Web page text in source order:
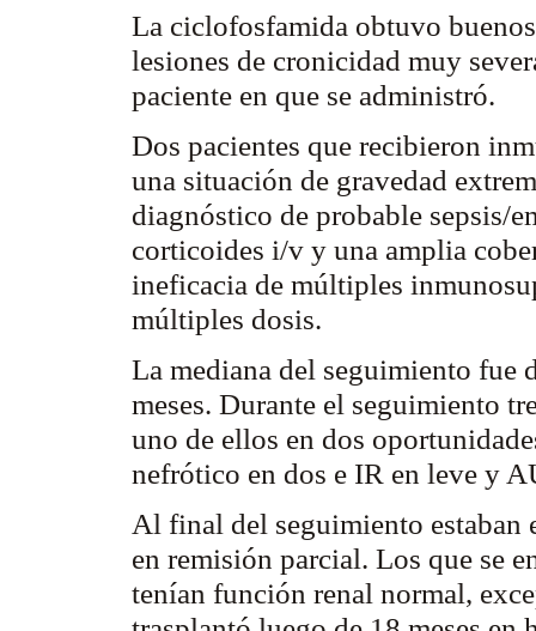
La ciclofosfamida obtuvo
lesiones de cronicidad muy
paciente en que se administró.
Dos pacientes que recibieron
una situación de gravedad
diagnóstico de probable sepsis/
corticoides i/v y una amplia
ineficacia de múltiples
múltiples dosis.
La mediana del seguimiento fue
meses. Durante el seguimiento
uno de ellos en dos
nefrótico en dos e IR en leve y
Al final del seguimiento estaban
en remisión parcial. Los que se
tenían función renal normal,